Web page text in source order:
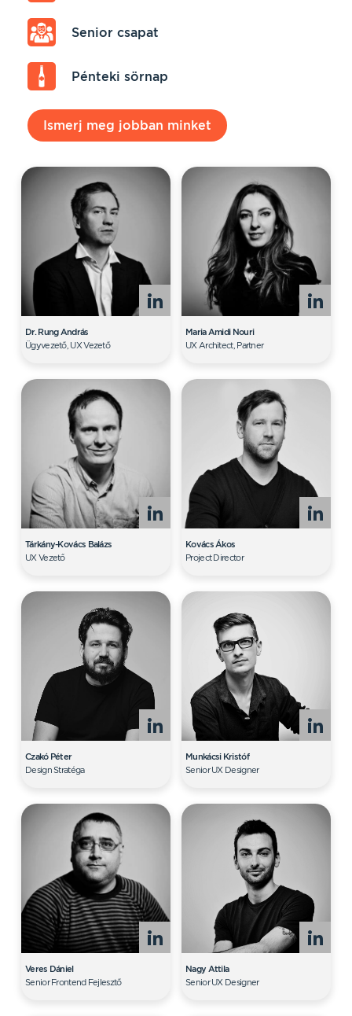
Dr. Rung András
Ügyvezető, UX Vezető
Maria Amidi Nouri
UX Architect, Partner
Tárkány-Kovács Balázs
UX Vezető
Kovács Ákos
Project Director
Czakó Péter
Design Stratéga
Munkácsi Kristóf
Senior UX Designer
Veres Dániel
Senior Frontend Fejlesztő
Nagy Attila
Senior UX Designer
Senior csapat
Pénteki sörnap
Ismerj meg jobban minket